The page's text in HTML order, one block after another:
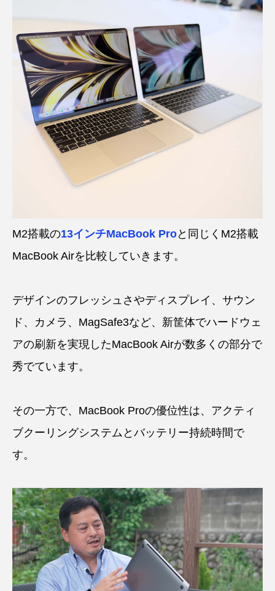
M2搭載の13インチMacBook Proと同じくM2搭載
MacBook Airを比較していきます。
デザインのフレッシュさやディスプレイ、サウン
ド、カメラ、MagSafe3など、新筐体でハードウェ
アの刷新を実現したMacBook Airが数多くの部分で
秀でています。
その一方で、MacBook Proの優位性は、アクティ
ブクーリングシステムとバッテリー持続時間で
す。